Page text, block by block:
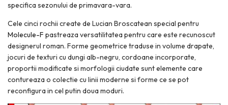
specifica sezonului de primavara-vara.
Cele cinci rochii create de Lucian Broscatean special pentru
Molecule-F pastreaza versatilitatea pentru care este recunoscut
designerul roman. Forme geometrice traduse in volume drapate,
jocuri de texturi cu dungi alb-negru, cordoane incorporate,
proportii modificate si morfologii ciudate sunt elemente care
contureaza o colectie cu linii moderne si forme ce se pot
reconfigura in cel putin doua moduri.